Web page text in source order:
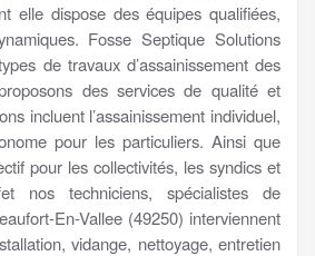
elle dispose des équipes qualifiées,
Fosse Septique Solutions
de travaux d’assainissement des
des services de qualité et
incluent l’assainissement individuel,
pour les particuliers. Ainsi que
pour les collectivités, les syndics et
nos techniciens, spécialistes de
En-Vallee (49250) interviennent
vidange, nettoyage, entretien